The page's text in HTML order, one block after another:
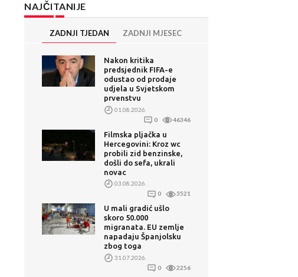
NAJČITANIJE
ZADNJI TJEDAN ZADNJI MJESEC
Nakon kritika
predsjednik FIFA-e
odustao od prodaje
udjela u Svjetskom
prvenstvu
01.08.2026.
0
46346
Filmska pljačka u
Hercegovini: Kroz wc
probili zid benzinske,
došli do sefa, ukrali
novac
03.08.2026.
0
3521
U mali gradić ušlo
skoro 50.000
migranata. EU zemlje
napadaju Španjolsku
zbog toga
31.07.2026.
0
2256